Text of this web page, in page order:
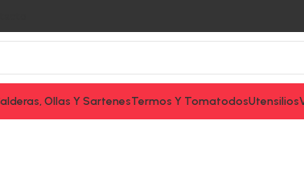
Ollas Y SartenesTermos Y TomatodosUtensilios